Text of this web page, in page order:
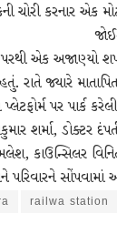
ચોરી કરનાર એક
એક અજાણ્યો
રાતે જ્યારે
પર પાર્ક
શર્મા, ડોક્ટર
વિનિતા
પરિવારને
railwa station